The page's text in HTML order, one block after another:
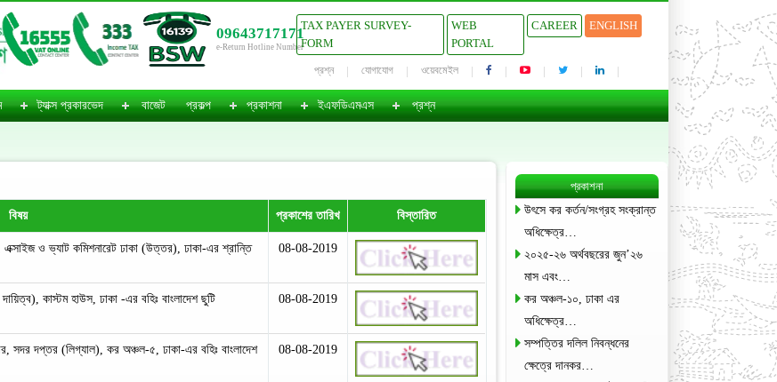
09643717171
e-Return Hotline Number
TAX PAYER SURVEY-
FORM
WEB
PORTAL
CAREER ENGLISH
প্রশ্ন যোগাযোগ ওয়েবমেইল
ট্যাক্স প্রকারভেদ বাজেট প্রকল্প প্রকাশনা ইএফডিএমএস প্রশ্ন
বিষয় প্রকাশের তারিখ বিস্তারিত
ও ভ্যাট কমিশনারেট ঢাকা (উত্তর), ঢাকা-এর শ্রান্তি
08-08-2019
কাস্টম হাউস, ঢাকা -এর বহিঃ বাংলাদেশ ছুটি 08-08-2019
সদর দপ্তর (লিগ্যাল), কর অঞ্চল-৫, ঢাকা-এর বহিঃ বাংলাদেশ
08-08-2019
প্রকাশনা
উৎসে কর কর্তন/সংগ্রহ সংক্রান্ত
অধিক্ষেত্র…
২০২৫-২৬ অর্থবছরের জুন’২৬
মাস এবং…
কর অঞ্চল-১০, ঢাকা এর
অধিক্ষেত্র…
সম্পত্তির দলিল নিবন্ধনের
ক্ষেত্রে দানকর…